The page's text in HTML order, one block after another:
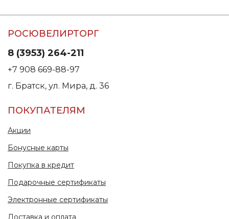
РОСЮВЕЛИРТОРГ
8 (3953) 264-211
+7 908 669-88-97
г. Братск, ул. Мира, д. 36
ПОКУПАТЕЛЯМ
Акции
Бонусные карты
Покупка в кредит
Подарочные сертификаты
Электронные сертификаты
Доставка и оплата